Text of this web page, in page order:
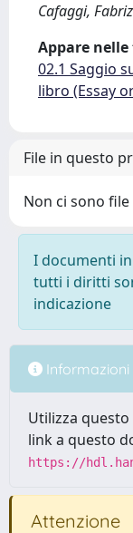
Cafaggi,
Appare
02.1 Saggio
libro (Essay
File in questo
Non ci sono
I documenti
tutti i diritti
indicazione
Informazioni
Utilizza
link a questo
https://
Attenzione